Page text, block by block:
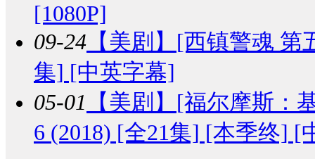
[1080P]
09-24 【美剧】 [西镇警魂 第
集] [中英字幕]
05-01
【美剧】 [福尔摩斯：
6 (2018) [全21集] [本季终] [